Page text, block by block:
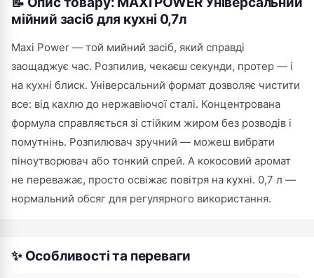
мійний засіб для кухні 0,7л
Maxi Power — той мийний засіб, який справді
заощаджує час. Розпилив, чекаєш секунди, протер — і
на кухні блиск. Універсальний формат дозволяє чистити
все: від кахлю до нержавіючої сталі. Концентрована
формула справляється зі стійким жиром без розводів і
помутнінь. Розпилювач зручний — можеш вибрати
піноутворювач або тонкий спрей. А кокосовий аромат
не переважає, просто освіжає повітря на кухні. 0,7 л —
нормальний обсяг для регулярного використання.
✨ Особливості та переваги